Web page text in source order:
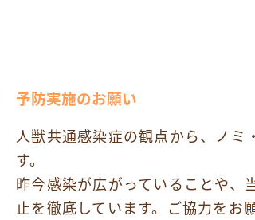
予防実施のお願い
人獣共通感染症の観点から、ノミ
す。
昨今感染が広がっていることや、
止を徹底しています。ご協力をお